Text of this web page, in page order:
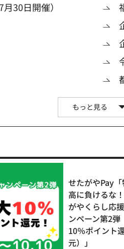
30日開催）
もっと見る
せたがやPay
高に負けるな
がやくらし応
ンペーン第2弾
10％ポイント
元）」